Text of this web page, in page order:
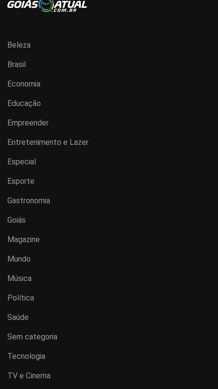
Beleza
Brasil
Economia
Educação
Empreender
Entretenimento e Lazer
Especial
Esporte
Gastronomia
Goiás
Magazine
Mundo
Música
Política
Saúde
Sem categoria
Tecnologia
TV e Cinema